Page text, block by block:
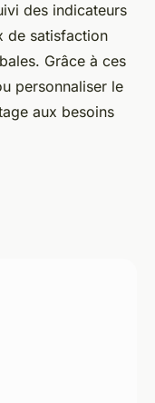
des indicateurs
de satisfaction
Grâce à ces
personnaliser le
aux besoins